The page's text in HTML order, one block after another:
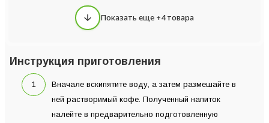
Показать еще +4 товара
Инструкция приготовления
Вначале вскипятите воду, а затем размешайте в
ней растворимый кофе. Полученный напиток
налейте в предварительно подготовленную